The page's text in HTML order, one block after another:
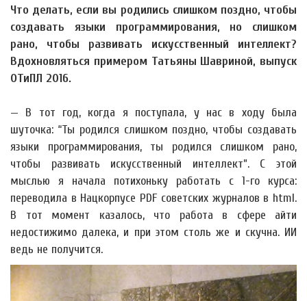
Что делать, если вы родились слишком поздно, чтобы
создавать языки программирования, но слишком
рано, чтобы развивать искусственный интеллект?
Вдохновляться примером Татьяны Шавриной, выпуск
ОТиПЛ 2016.
— В тот год, когда я поступала, у нас в ходу была
шуточка: “Ты родился слишком поздно, чтобы создавать
языки программирования, ты родился слишком рано,
чтобы развивать искусственный интеллект”. С этой
мыслью я начала потихоньку работать с 1-го курса:
переводила в Нацкорпусе PDF советских журналов в html.
В тот момент казалось, что работа в сфере айти
недостижимо далека, и при этом столь же и скучна. ИИ
ведь не получится.